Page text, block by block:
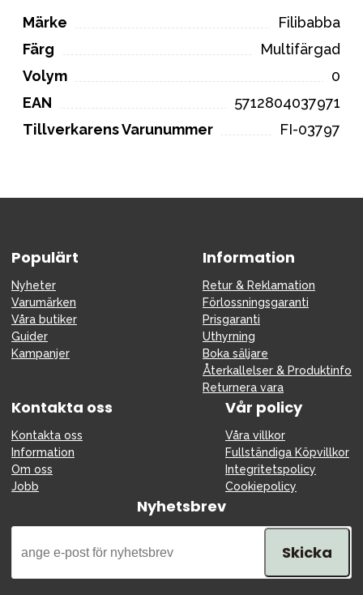
Märke
Filibabba
Färg
Multifärgad
Volym
0
EAN
5712804037971
Tillverkarens Varunummer
FI-03797
Populärt
Nyheter
Varumärken
Våra butiker
Guider
Kampanjer
Information
Retur & Reklamation
Förlossningsgaranti
Prisgaranti
Uthyrning
Boka säljare
Återkallelser & Produktinfo
Returnera vara
Kontakta oss
Kontakta oss
Information
Om oss
Jobb
Vår policy
Våra villkor
Fullständiga Köpvillkor
Integritetspolicy
Cookiepolicy
Nyhetsbrev
Skicka